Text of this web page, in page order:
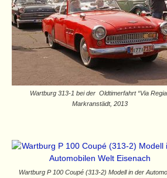
Wartburg 313-1 bei der Oldtimerfahrt “Via
Markranstädt, 2013
Wartburg P 100 Coupé (313-2) Modell in der